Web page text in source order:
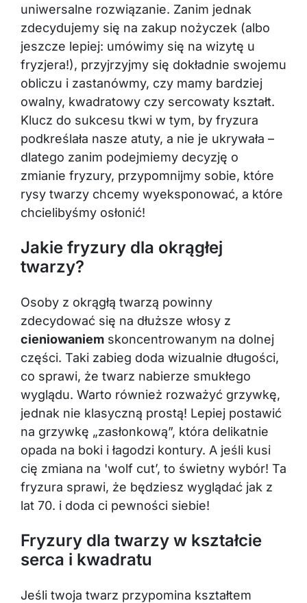
uniwersalne rozwiązanie. Zanim jednak
zdecydujemy się na zakup nożyczek (albo
jeszcze lepiej: umówimy się na wizytę u
fryzjera!), przyjrzyjmy się dokładnie swojemu
obliczu i zastanówmy, czy mamy bardziej
owalny, kwadratowy czy sercowaty kształt.
Klucz do sukcesu tkwi w tym, by fryzura
podkreślała nasze atuty, a nie je ukrywała –
dlatego zanim podejmiemy decyzję o
zmianie fryzury, przypomnijmy sobie, które
rysy twarzy chcemy wyeksponować, a które
chcielibyśmy osłonić!
Jakie fryzury dla okrągłej
twarzy?
Osoby z okrągłą twarzą powinny
zdecydować się na dłuższe włosy z
cieniowaniem skoncentrowanym na dolnej
części. Taki zabieg doda wizualnie długości,
co sprawi, że twarz nabierze smukłego
wyglądu. Warto również rozważyć grzywkę,
jednak nie klasyczną prostą! Lepiej postawić
na grzywkę „zasłonkową”, która delikatnie
opada na boki i łagodzi kontury. A jeśli kusi
cię zmiana na 'wolf cut’, to świetny wybór! Ta
fryzura sprawi, że będziesz wyglądać jak z
lat 70. i doda ci pewności siebie!
Fryzury dla twarzy w kształcie
serca i kwadratu
Jeśli twoja twarz przypomina kształtem